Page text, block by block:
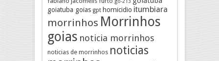
goiatuba goias gpt homicidio itumbiara
morrinhos Morrinhos
goias noticia morrinhos
noticias de morrinhos noticias